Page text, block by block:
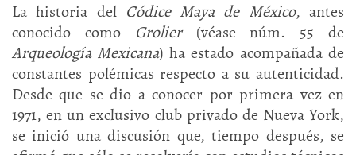
La historia del Códice Maya de México, antes
conocido como Grolier (véase núm. 55 de
Arqueología Mexicana) ha estado acompañada de
constantes polémicas respecto a su autenticidad.
Desde que se dio a conocer por primera vez en
1971, en un exclusivo club privado de Nueva York,
se inició una discusión que, tiempo después, se